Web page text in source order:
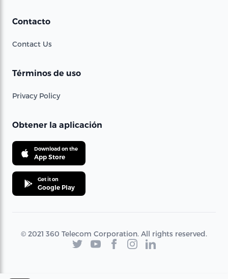
Contacto
Contact Us
Términos de uso
Privacy Policy
Obtener la aplicación
Download on the
App Store
Get it on
Google Play
© 2021 360 Telecom Corporation. All rights reserved.